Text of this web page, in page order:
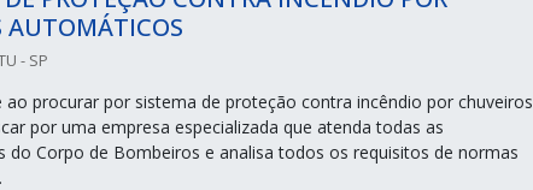
AUTOMÁTICOS
- SP
ao procurar por sistema de proteção contra incêndio por chuveiros
por uma empresa especializada que atenda todas as
do Corpo de Bombeiros e analisa todos os requisitos de normas